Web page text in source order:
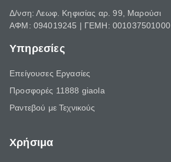
Δ/νση: Λεωφ. Κηφισίας αρ. 99, Μαρούσι
ΑΦΜ: 094019245 | ΓΕΜΗ: 001037501000
Υπηρεσίες
Επείγουσες Εργασίες
Προσφορές 11888 giaola
Ραντεβού με Τεχνικούς
Χρήσιμα